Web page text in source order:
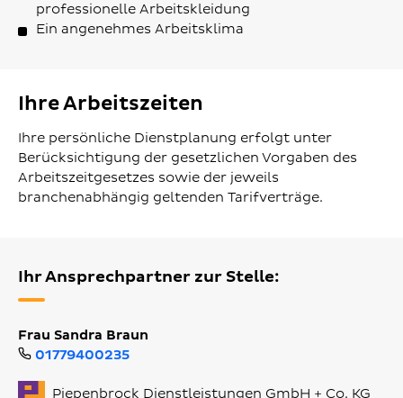
professionelle Arbeitskleidung
Ein angenehmes Arbeitsklima
Ihre Arbeitszeiten
Ihre persönliche Dienstplanung erfolgt unter
Berücksichtigung der gesetzlichen Vorgaben des
Arbeitszeitgesetzes sowie der jeweils
branchenabhängig geltenden Tarifverträge.
Ihr Ansprechpartner zur Stelle:
Frau Sandra Braun
01779400235
Piepenbrock Dienstleistungen GmbH + Co. KG